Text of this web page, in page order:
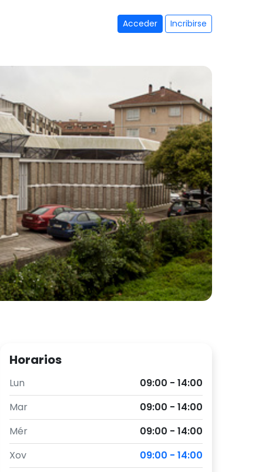
Acceder Incribirse
Horarios
Lun
09:00 - 14:00
Mar
09:00 - 14:00
Mér
09:00 - 14:00
Xov
09:00 - 14:00